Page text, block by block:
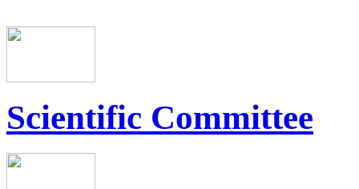
Scientific Committee